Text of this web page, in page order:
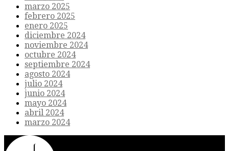
marzo 2025
febrero 2025
enero 2025
diciembre 2024
noviembre 2024
octubre 2024
septiembre 2024
agosto 2024
julio 2024
junio 2024
mayo 2024
abril 2024
marzo 2024